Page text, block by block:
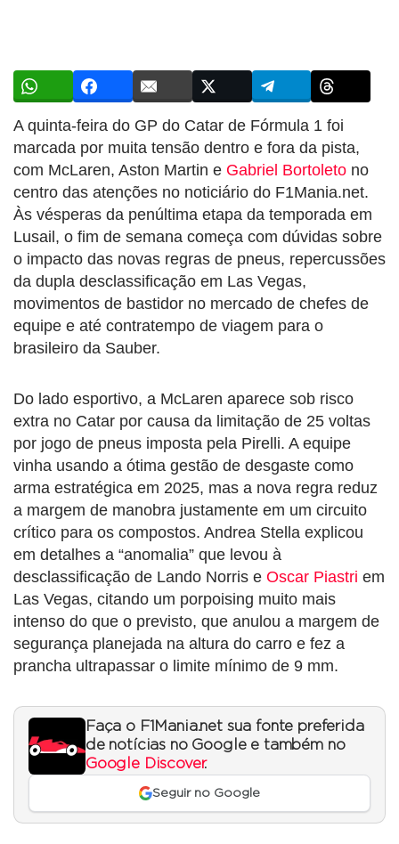
A quinta-feira do GP do Catar de Fórmula 1 foi
marcada por muita tensão dentro e fora da pista,
com McLaren, Aston Martin e Gabriel Bortoleto no
centro das atenções no noticiário do F1Mania.net.
Às vésperas da penúltima etapa da temporada em
Lusail, o fim de semana começa com dúvidas sobre
o impacto das novas regras de pneus, repercussões
da dupla desclassificação em Las Vegas,
movimentos de bastidor no mercado de chefes de
equipe e até contratempo de viagem para o
brasileiro da Sauber.
Do lado esportivo, a McLaren aparece sob risco
extra no Catar por causa da limitação de 25 voltas
por jogo de pneus imposta pela Pirelli. A equipe
vinha usando a ótima gestão de desgaste como
arma estratégica em 2025, mas a nova regra reduz
a margem de manobra justamente em um circuito
crítico para os compostos. Andrea Stella explicou
em detalhes a “anomalia” que levou à
desclassificação de Lando Norris e Oscar Piastri em
Las Vegas, citando um porpoising muito mais
intenso do que o previsto, que anulou a margem de
segurança planejada na altura do carro e fez a
prancha ultrapassar o limite mínimo de 9 mm.
Faça o F1Mania.net sua fonte preferida
de notícias no Google e também no
Google Discover.
Seguir no Google